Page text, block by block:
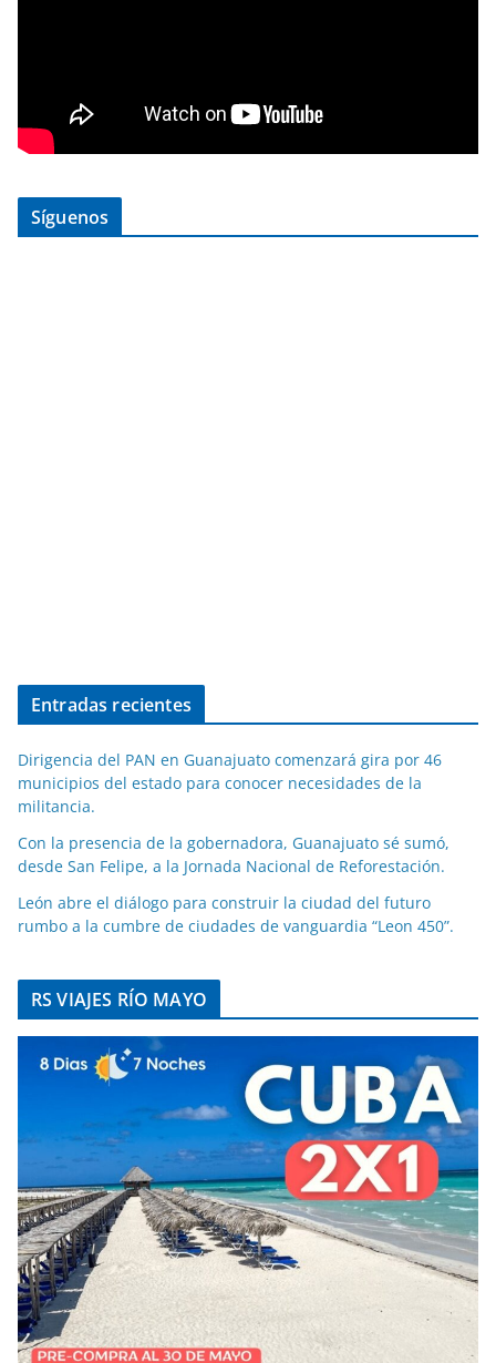
Síguenos
Entradas recientes
Dirigencia del PAN en Guanajuato comenzará gira por 46
municipios del estado para conocer necesidades de la
militancia.
Con la presencia de la gobernadora, Guanajuato sé sumó,
desde San Felipe, a la Jornada Nacional de Reforestación.
León abre el diálogo para construir la ciudad del futuro
rumbo a la cumbre de ciudades de vanguardia “Leon 450”.
RS VIAJES RÍO MAYO